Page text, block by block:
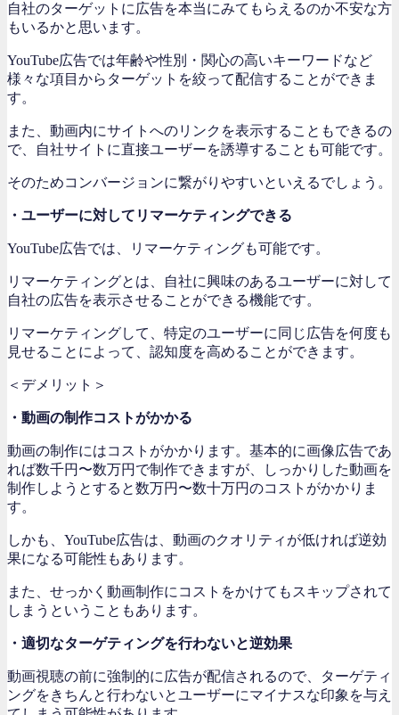
自社のターゲットに広告を本当にみてもらえるのか不安な方
もいるかと思います。
YouTube広告では年齢や性別・関心の高いキーワードなど
様々な項目からターゲットを絞って配信することができま
す。
また、動画内にサイトへのリンクを表示することもできるの
で、自社サイトに直接ユーザーを誘導することも可能です。
そのためコンバージョンに繋がりやすいといえるでしょう。
・ユーザーに対してリマーケティングできる
YouTube広告では、リマーケティングも可能です。
リマーケティングとは、自社に興味のあるユーザーに対して
自社の広告を表示させることができる機能です。
リマーケティングして、特定のユーザーに同じ広告を何度も
見せることによって、認知度を高めることができます。
＜デメリット＞
・動画の制作コストがかかる
動画の制作にはコストがかかります。基本的に画像広告であ
れば数千円〜数万円で制作できますが、しっかりした動画を
制作しようとすると数万円〜数十万円のコストがかかりま
す。
しかも、YouTube広告は、動画のクオリティが低ければ逆効
果になる可能性もあります。
また、せっかく動画制作にコストをかけてもスキップされて
しまうということもあります。
・適切なターゲティングを行わないと逆効果
動画視聴の前に強制的に広告が配信されるので、ターゲティ
ングをきちんと行わないとユーザーにマイナスな印象を与え